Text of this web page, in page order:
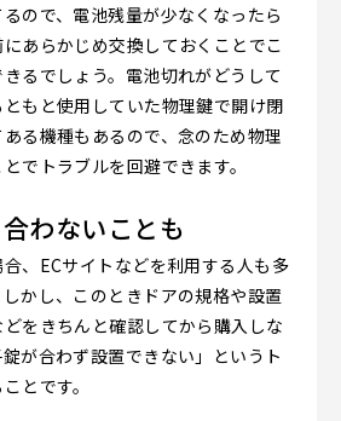
ので、電池残量が少なくなったら
あらかじめ交換しておくことでこ
るでしょう。電池切れがどうして
もと使用していた物理鍵で開け閉
る機種もあるので、念のため物理
でトラブルを回避できます。
わないことも
、ECサイトなどを利用する人も多
かし、このときドアの規格や設置
をきちんと確認してから購入しな
が合わず設置できない」というト
とです。